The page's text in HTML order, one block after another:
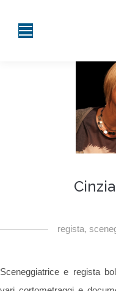
regista,
Sceneggiatrice e regista